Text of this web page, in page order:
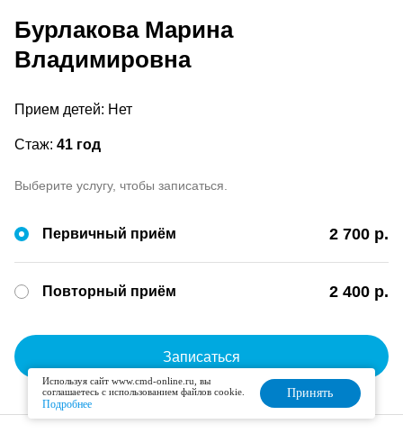
Бурлакова Марина
Владимировна
Прием детей: Нет
Стаж: 41 год
Выберите услугу, чтобы записаться.
Первичный приём 2 700 р.
Повторный приём 2 400 р.
Записаться
Используя сайт www.cmd-online.ru, вы
соглашаетесь с использованием файлов cookie.
Подробнее
Принять